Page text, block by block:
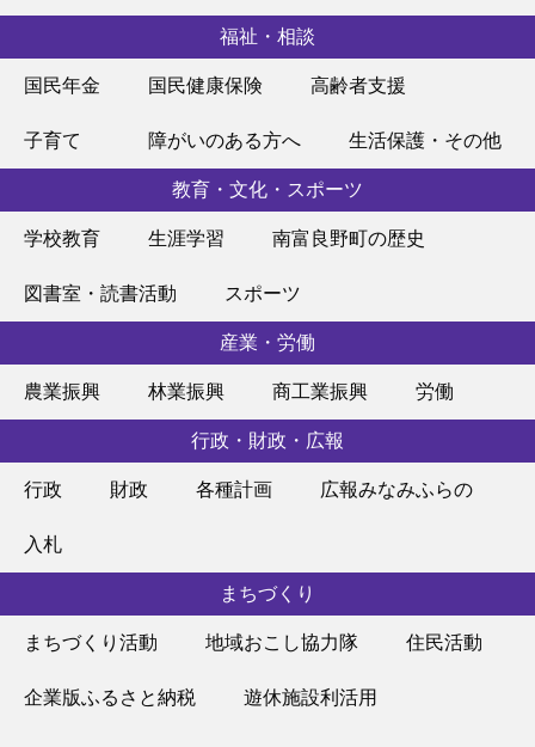
福祉・相談
国民年金 国民健康保険 高齢者支援
子育て 障がいのある方へ 生活保護・その他
教育・文化・スポーツ
学校教育 生涯学習 南富良野町の歴史
図書室・読書活動 スポーツ
産業・労働
農業振興 林業振興 商工業振興 労働
行政・財政・広報
行政 財政 各種計画 広報みなみふらの
入札
まちづくり
まちづくり活動 地域おこし協力隊 住民活動
企業版ふるさと納税 遊休施設利活用